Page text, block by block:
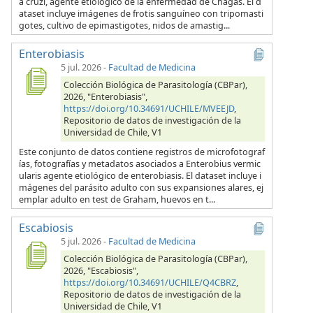
ataset incluye imágenes de frotis sanguíneo con tripomasti
gotes, cultivo de epimastigotes, nidos de amastig...
Enterobiasis
5 jul. 2026- Facultad de Medicina
Colección Biológica de Parasitología (CBPar),
2026, "Enterobiasis",
https://doi.org/10.34691/UCHILE/MVEEJD,
Repositorio de datos de investigación de la
Universidad de Chile, V1
Este conjunto de datos contiene registros de microfotograf
ías, fotografías y metadatos asociados a Enterobius vermic
ularis agente etiológico de enterobiasis. El dataset incluye i
mágenes del parásito adulto con sus expansiones alares, ej
emplar adulto en test de Graham, huevos en t...
Escabiosis
5 jul. 2026- Facultad de Medicina
Colección Biológica de Parasitología (CBPar),
2026, "Escabiosis",
https://doi.org/10.34691/UCHILE/Q4CBRZ,
Repositorio de datos de investigación de la
Universidad de Chile, V1